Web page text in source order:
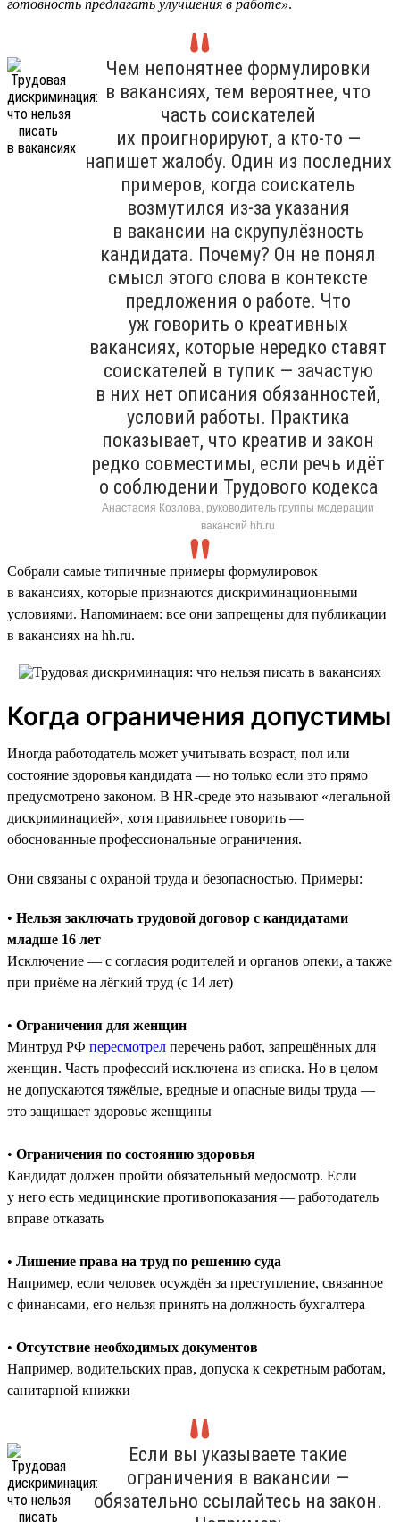
готовность предлагать улучшения в работе».
Чем непонятнее формулировки
в вакансиях, тем вероятнее, что
часть соискателей
их проигнорируют, а кто-то —
напишет жалобу. Один из последних
примеров, когда соискатель
возмутился из-за указания
в вакансии на скрупулёзность
кандидата. Почему? Он не понял
смысл этого слова в контексте
предложения о работе. Что
уж говорить о креативных
вакансиях, которые нередко ставят
соискателей в тупик — зачастую
в них нет описания обязанностей,
условий работы. Практика
показывает, что креатив и закон
редко совместимы, если речь идёт
о соблюдении Трудового кодекса
Анастасия Козлова, руководитель группы модерации
вакансий hh.ru
Собрали самые типичные примеры формулировок
в вакансиях, которые признаются дискриминационными
условиями. Напоминаем: все они запрещены для публикации
в вакансиях на hh.ru.
Когда ограничения допустимы
Иногда работодатель может учитывать возраст, пол или
состояние здоровья кандидата — но только если это прямо
предусмотрено законом. В HR-среде это называют «легальной
дискриминацией», хотя правильнее говорить —
обоснованные профессиональные ограничения.
Они связаны с охраной труда и безопасностью. Примеры:
• Нельзя заключать трудовой договор с кандидатами
младше 16 лет
Исключение — с согласия родителей и органов опеки, а также
при приёме на лёгкий труд (с 14 лет)
• Ограничения для женщин
Минтруд РФ пересмотрел перечень работ, запрещённых для
женщин. Часть профессий исключена из списка. Но в целом
не допускаются тяжёлые, вредные и опасные виды труда —
это защищает здоровье женщины
• Ограничения по состоянию здоровья
Кандидат должен пройти обязательный медосмотр. Если
у него есть медицинские противопоказания — работодатель
вправе отказать
• Лишение права на труд по решению суда
Например, если человек осуждён за преступление, связанное
с финансами, его нельзя принять на должность бухгалтера
• Отсутствие необходимых документов
Например, водительских прав, допуска к секретным работам,
санитарной книжки
Если вы указываете такие
ограничения в вакансии —
обязательно ссылайтесь на закон.